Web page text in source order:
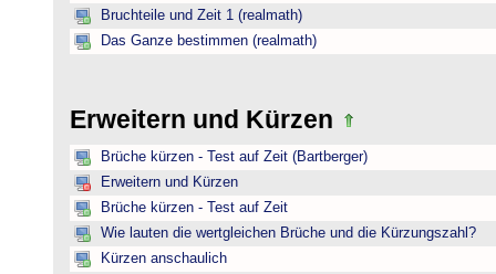
Bruchteile und Zeit 1 (realmath)
Das Ganze bestimmen (realmath)
Erweitern und Kürzen
Brüche kürzen - Test auf Zeit (Bartberger)
Erweitern und Kürzen
Brüche kürzen - Test auf Zeit
Wie lauten die wertgleichen Brüche und die Kürzungszahl?
Kürzen anschaulich